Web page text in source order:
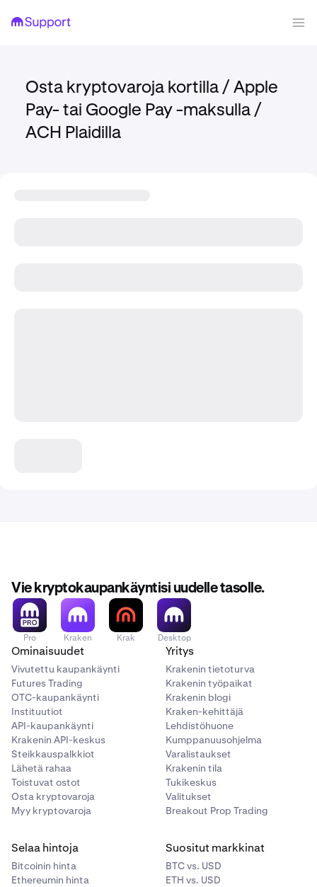
Osta kryptovaroja kortilla / Apple
Pay- tai Google Pay -maksulla /
ACH Plaidilla
Vie kryptokaupankäyntisi uudelle tasolle.
Pro Kraken Krak Desktop
Ominaisuudet
Vivutettu kaupankäynti
Futures Trading
OTC-kaupankäynti
Instituutiot
API-kaupankäynti
Krakenin API-keskus
Steikkauspalkkiot
Lähetä rahaa
Toistuvat ostot
Osta kryptovaroja
Myy kryptovaroja
Yritys
Krakenin tietoturva
Krakenin työpaikat
Krakenin blogi
Kraken-kehittäjä
Lehdistöhuone
Kumppanuusohjelma
Varalistaukset
Krakenin tila
Tukikeskus
Valitukset
Breakout Prop Trading
Selaa hintoja
Bitcoinin hinta
Ethereumin hinta
Suositut markkinat
BTC vs. USD
ETH vs. USD